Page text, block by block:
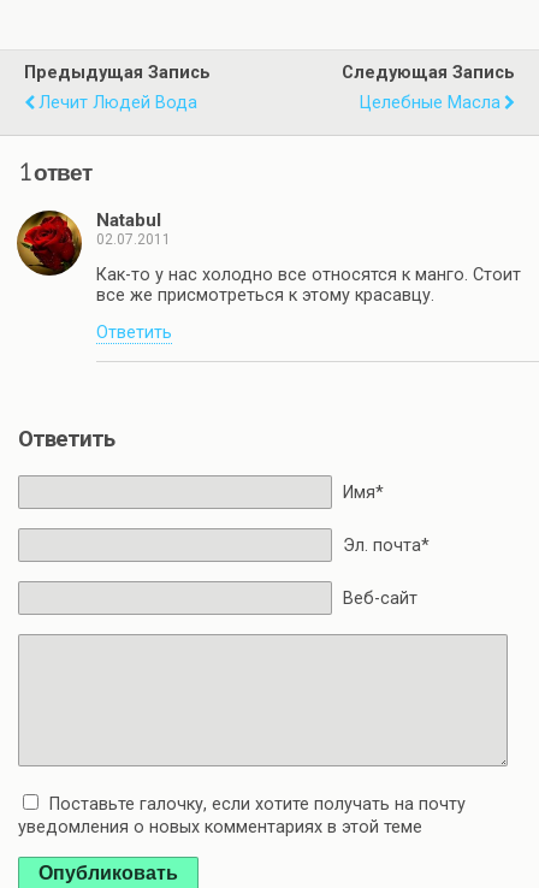
Предыдущая Запись
Лечит Людей Вода
Следующая Запись
Целебные Масла
1 ответ
Natabul
02.07.2011
Как-то у нас холодно все относятся к манго. Стоит
все же присмотреться к этому красавцу.
Ответить
Ответить
Имя*
Эл. почта*
Веб-сайт
Поставьте галочку, если хотите получать на почту
уведомления о новых комментариях в этой теме
Опубликовать